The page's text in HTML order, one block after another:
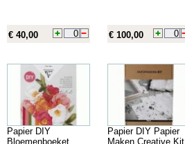
€ 40,00 € 100,00
Papier DIY
Bloemenboeket
Papier DIY Papier
Maken Creative Kit